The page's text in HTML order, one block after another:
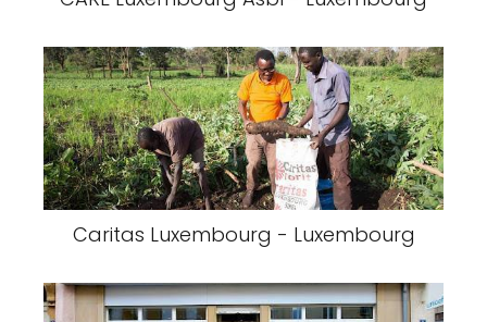
Caritas Luxembourg - Luxembourg